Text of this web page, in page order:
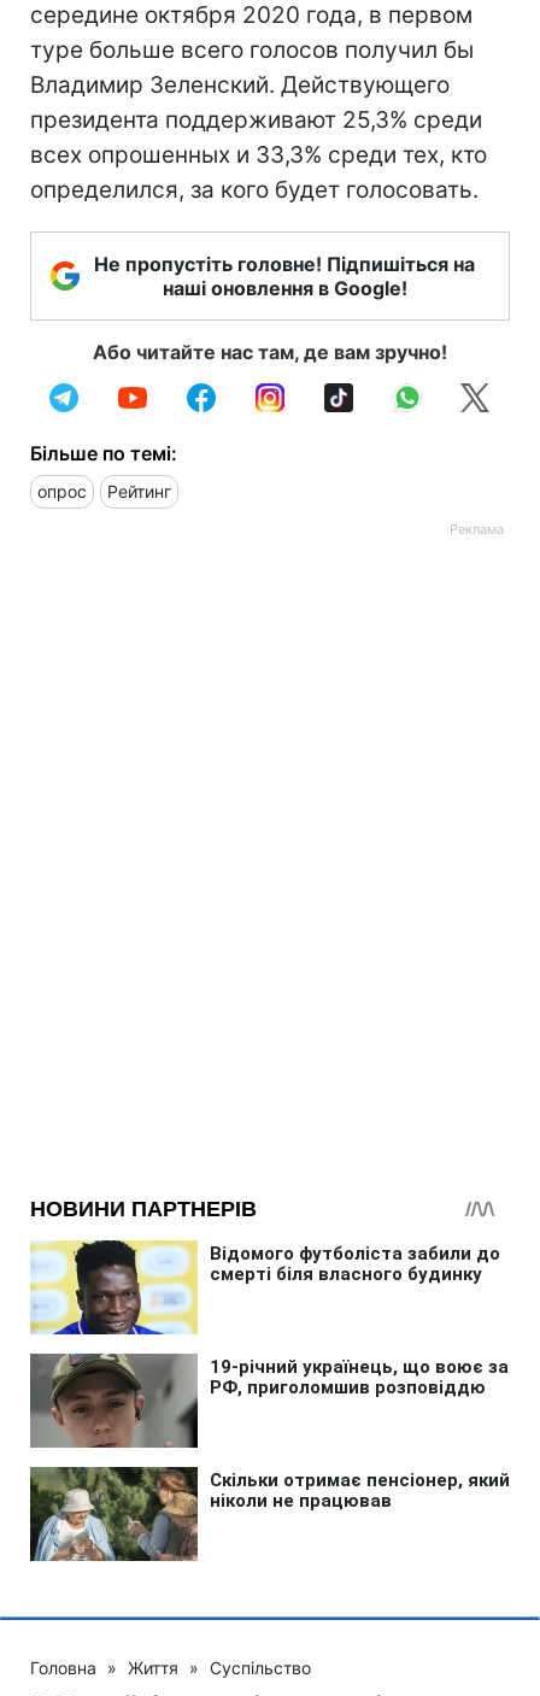
середине октября 2020 года, в первом
туре больше всего голосов получил бы
Владимир Зеленский. Действующего
президента поддерживают 25,3% среди
всех опрошенных и 33,3% среди тех, кто
определился, за кого будет голосовать.
Не пропустіть головне! Підпишіться на
наші оновлення в Google!
Або читайте нас там, де вам зручно!
Більше по темі:
опрос Рейтинг
Головна » Життя » Суспільство